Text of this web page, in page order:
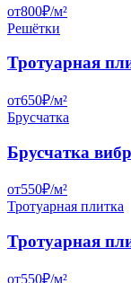
от800₽/м²
Решётки
Тротуарная
от650₽/м²
Брусчатка
Брусчатка
от550₽/м²
Тротуарная плитка
Тротуарная
от550₽/м²